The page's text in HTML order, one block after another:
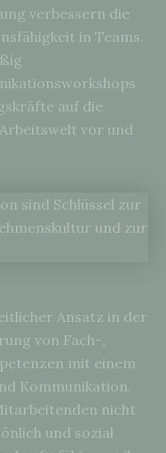
verbessern die
in Teams.
auf die
vor und
Ansatz in der
von Fach-,
mit einem
Kommunikation.
nicht
und sozial